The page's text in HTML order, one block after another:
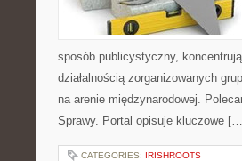
sposób publicystyczny,
działalnością zorganizowanych
na arenie międzynarodowej.
Sprawy. Portal opisuje kluczowe
CATEGORIES: IRISHROOTS